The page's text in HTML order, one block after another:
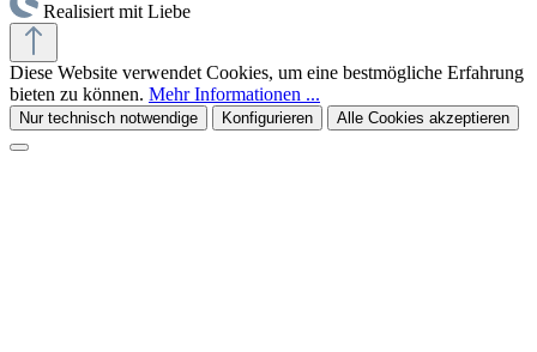
Realisiert mit Liebe
Diese Website verwendet Cookies, um eine bestmögliche Erfahrung
bieten zu können. Mehr Informationen ...
Nur technisch notwendige Konfigurieren Alle Cookies akzeptieren